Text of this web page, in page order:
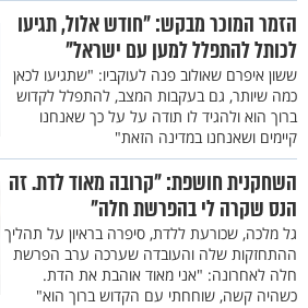
הזמר המוכר מבקש: "חודש אלול, תגיעו
לכותל להתפלל למען עם ישראל"
ששון איפרם שאולוב פנה לעוקביו: "שתגיעו לכאן
כמה שיותר, גם בעקבות המצב, להתפלל לקדוש
ברוך הוא ולהגיד לו תודה על על כך שאנחנו
קיימים ושאנחנו במדינה הזאת"
השחקנית חושפת: "קרובה מאוד לדת. זה
הנס שקרה לי בהפרשת חלה"
גל מלכה, שכורעת ללדת, סיפרה בראיון על תהליך
ההתחזקות שלה והעובדה שערכה ערב הפרשת
חלה לאחרונה: "אני מאוד אוהבת את הדת.
כשהיה קשה, שוחחתי עם הקדוש ברוך הוא"